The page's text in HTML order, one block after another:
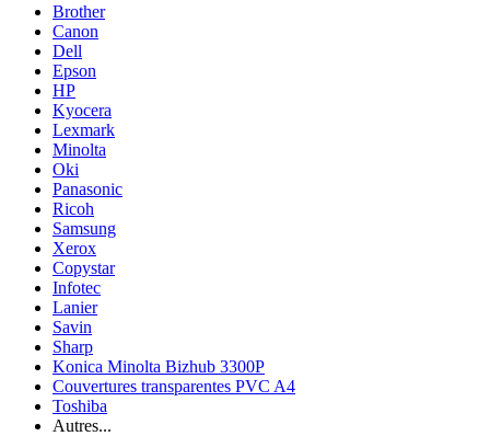
Brother
Canon
Dell
Epson
HP
Kyocera
Lexmark
Minolta
Oki
Panasonic
Ricoh
Samsung
Xerox
Copystar
Infotec
Lanier
Savin
Sharp
Konica Minolta Bizhub 3300P
Couvertures transparentes PVC A4
Toshiba
Autres...